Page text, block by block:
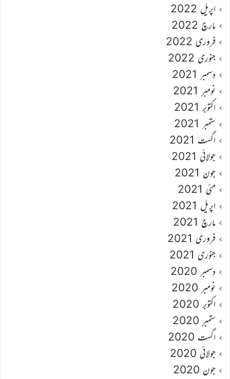
اپریل 2022
مارچ 2022
فروری 2022
جنوری 2022
دسمبر 2021
نومبر 2021
اکتوبر 2021
ستمبر 2021
اگست 2021
جولائی 2021
جون 2021
مئی 2021
اپریل 2021
مارچ 2021
فروری 2021
جنوری 2021
دسمبر 2020
نومبر 2020
اکتوبر 2020
ستمبر 2020
اگست 2020
جولائی 2020
جون 2020